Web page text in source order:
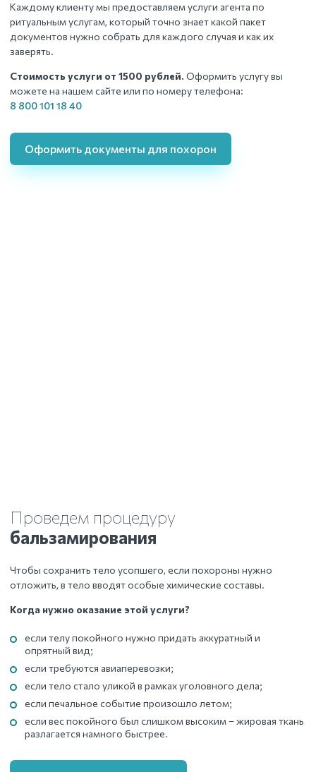
Каждому клиенту мы предоставляем услуги агента по
ритуальным услугам, который точно знает какой пакет
документов нужно собрать для каждого случая и как их
заверять.
Стоимость услуги от 1500 рублей. Оформить услугу вы
можете на нашем сайте или по номеру телефона:
8 800 101 18 40
Оформить документы для похорон
Проведем процедуру
бальзамирования
Чтобы сохранить тело усопшего, если похороны нужно
отложить, в тело вводят особые химические составы.
Когда нужно оказание этой услуги?
если телу покойного нужно придать аккуратный и
опрятный вид;
если требуются авиаперевозки;
если тело стало уликой в рамках уголовного дела;
если печальное событие произошло летом;
если вес покойного был слишком высоким – жировая ткань
разлагается намного быстрее.